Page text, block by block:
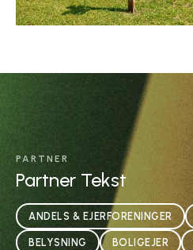
PARTNER
Partner Tekst
ANDELS & EJERFORENINGER
BELYSNING BOLIGEJER